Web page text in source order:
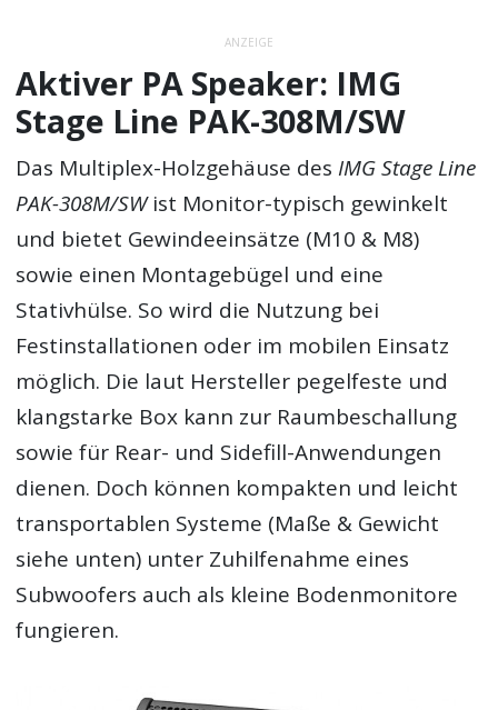
ANZEIGE
Aktiver PA Speaker: IMG
Stage Line PAK-308M/SW
Das Multiplex-Holzgehäuse des IMG Stage Line
PAK-308M/SWist Monitor-typisch gewinkelt
und bietet Gewindeeinsätze (M10 & M8)
sowie einen Montagebügel und eine
Stativhülse. So wird die Nutzung bei
Festinstallationen oder im mobilen Einsatz
möglich. Die laut Hersteller pegelfeste und
klangstarke Box kann zur Raumbeschallung
sowie für Rear- und Sidefill-Anwendungen
dienen. Doch können kompakten und leicht
transportablen Systeme (Maße & Gewicht
siehe unten) unter Zuhilfenahme eines
Subwoofers auch als kleine Bodenmonitore
fungieren.